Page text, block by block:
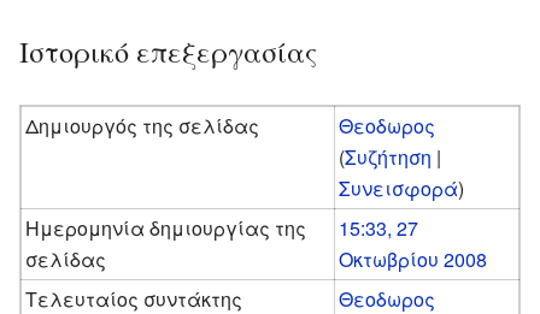
Ιστορικό επεξεργασίας
Δημιουργός της σελίδας
Θεοδωρος
(Συζήτηση |
Συνεισφορά)
Ημερομηνία δημιουργίας της
σελίδας
15:33, 27
Οκτωβρίου 2008
Τελευταίος συντάκτης
Θεοδωρος